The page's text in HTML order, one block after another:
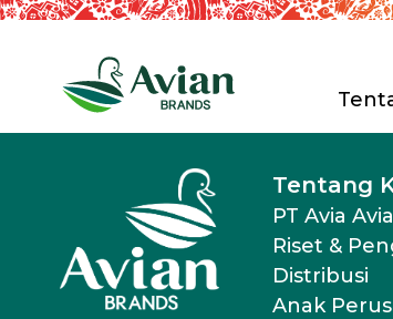
Tentang
PT Avia
Riset &
Distribusi
Anak